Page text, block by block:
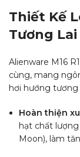
Thiết Kế
Tương
Alienware M16
cùng, mang
hơi hướng tương
Hoàn thiện
hạt chất
Moon), làm